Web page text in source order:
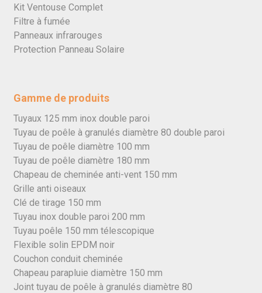
Kit Ventouse Complet
Filtre à fumée
Panneaux infrarouges
Protection Panneau Solaire
Gamme de produits
Tuyaux 125 mm inox double paroi
Tuyau de poêle à granulés diamètre 80 double paroi
Tuyau de poêle diamètre 100 mm
Tuyau de poêle diamètre 180 mm
Chapeau de cheminée anti-vent 150 mm
Grille anti oiseaux
Clé de tirage 150 mm
Tuyau inox double paroi 200 mm
Tuyau poêle 150 mm télescopique
Flexible solin EPDM noir
Couchon conduit cheminée
Chapeau parapluie diamètre 150 mm
Joint tuyau de poêle à granulés diamètre 80